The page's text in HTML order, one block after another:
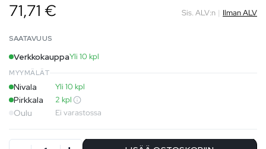
71,71 € Sis. ALV:n | Ilman ALV
SAATAVUUS
VerkkokauppaYli 10 kpl
MYYMÄLÄT
Nivala Yli 10 kpl
Pirkkala 2 kpl
Oulu Ei varastossa